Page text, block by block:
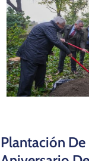
Plantación